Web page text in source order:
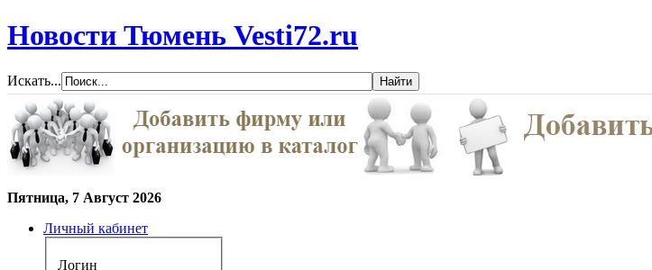
Новости Тюмень Vesti72.ru
Искать...
Пятница, 7 Август 2026
Личный кабинет
Логин